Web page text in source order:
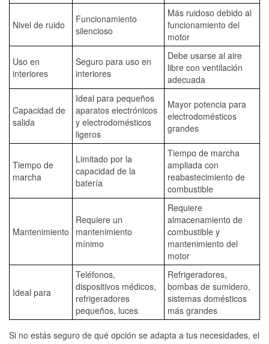
Nivel de ruido
Funcionamiento
silencioso
Más ruidoso debido al
funcionamiento del
motor
Uso en
interiores
Seguro para uso en
interiores
Debe usarse al aire
libre con ventilación
adecuada
Capacidad de
salida
Ideal para pequeños
aparatos electrónicos
y electrodomésticos
ligeros
Mayor potencia para
electrodomésticos
grandes
Tiempo de
marcha
Limitado por la
capacidad de la
batería
Tiempo de marcha
ampliada con
reabastecimiento de
combustible
Mantenimiento
Requiere un
mantenimiento
mínimo
Requiere
almacenamiento de
combustible y
mantenimiento del
motor
Ideal para
Teléfonos,
dispositivos médicos,
refrigeradores
pequeños, luces
Refrigeradores,
bombas de sumidero,
sistemas domésticos
más grandes
Si no estás seguro de qué opción se adapta a tus necesidades, el